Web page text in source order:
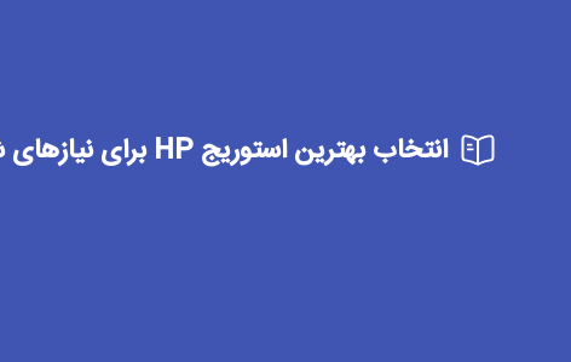
انتخاب بهترین استوریج HP برای نیازهای شما